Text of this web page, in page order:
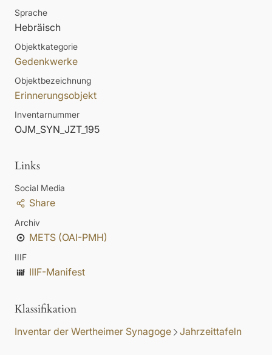
Sprache
Hebräisch
Objektkategorie
Gedenkwerke
Objektbezeichnung
Erinnerungsobjekt
Inventarnummer
OJM_SYN_JZT_195
Links
Social Media
Share
Archiv
METS (OAI-PMH)
IIIF
IIIF-Manifest
Klassifikation
Inventar der Wertheimer Synagoge Jahrzeittafeln